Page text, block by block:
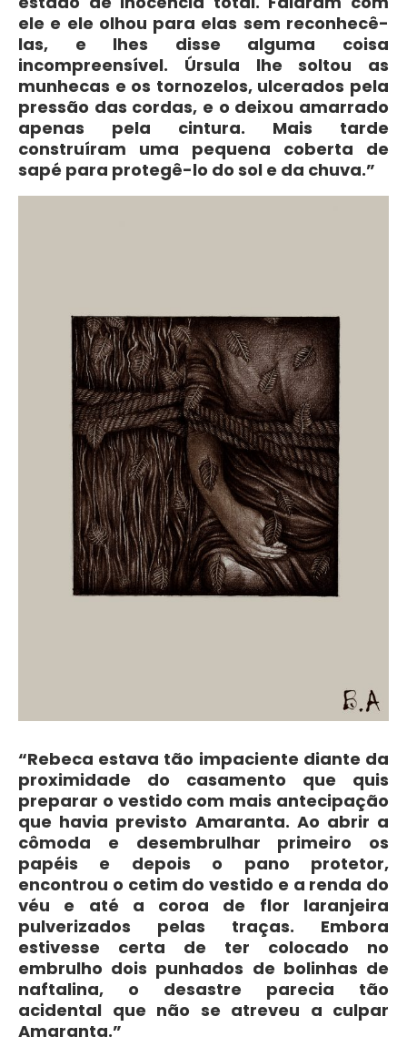
ele e ele olhou para elas sem reconhecê-
las, e lhes disse alguma coisa
incompreensível. Úrsula lhe soltou as
munhecas e os tornozelos, ulcerados pela
pressão das cordas, e o deixou amarrado
apenas pela cintura. Mais tarde
construíram uma pequena coberta de
sapé para protegê-lo do sol e da chuva.”
“Rebeca estava tão impaciente diante da
proximidade do casamento que quis
preparar o vestido com mais antecipação
que havia previsto Amaranta. Ao abrir a
cômoda e desembrulhar primeiro os
papéis e depois o pano protetor,
encontrou o cetim do vestido e a renda do
véu e até a coroa de flor laranjeira
pulverizados pelas traças. Embora
estivesse certa de ter colocado no
embrulho dois punhados de bolinhas de
naftalina, o desastre parecia tão
acidental que não se atreveu a culpar
Amaranta.”